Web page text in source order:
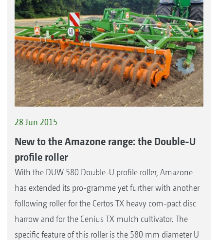
28 Jun 2015
New to the Amazone range: the Double-U
profile roller
With the DUW 580 Double-U profile roller, Amazone
has extended its pro-gramme yet further with another
following roller for the Certos TX heavy com-pact disc
harrow and for the Cenius TX mulch cultivator. The
specific feature of this roller is the 580 mm diameter U